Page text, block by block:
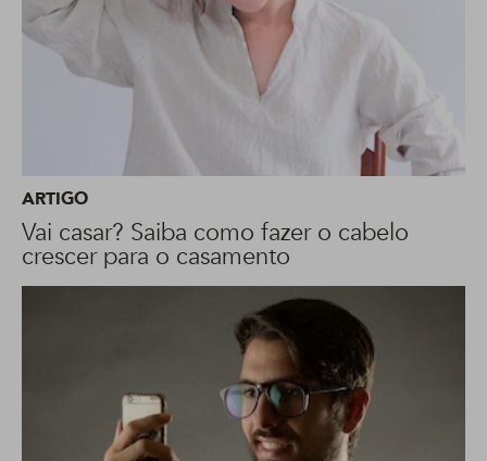
ARTIGO
Vai casar? Saiba como fazer o cabelo
crescer para o casamento